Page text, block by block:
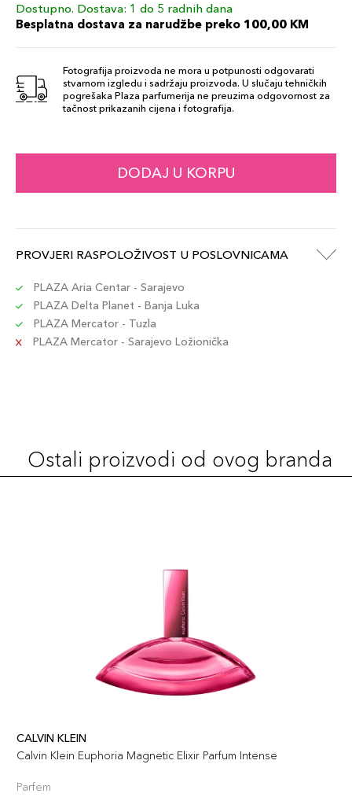
Dostupno. Dostava: 1 do 5 radnih dana
Besplatna dostava za narudžbe preko 100,00 KM
Fotografija proizvoda ne mora u potpunosti odgovarati
stvarnom izgledu i sadržaju proizvoda. U slučaju tehničkih
pogrešaka Plaza parfumerija ne preuzima odgovornost za
tačnost prikazanih cijena i fotografija.
DODAJ U KORPU
PROVJERI RASPOLOŽIVOST U POSLOVNICAMA
PLAZA Aria Centar - Sarajevo
PLAZA Delta Planet - Banja Luka
PLAZA Mercator - Tuzla
PLAZA Mercator - Sarajevo Ložionička
Ostali proizvodi od ovog branda
CALVIN KLEIN
Calvin Klein Euphoria Magnetic Elixir Parfum Intense
Parfem